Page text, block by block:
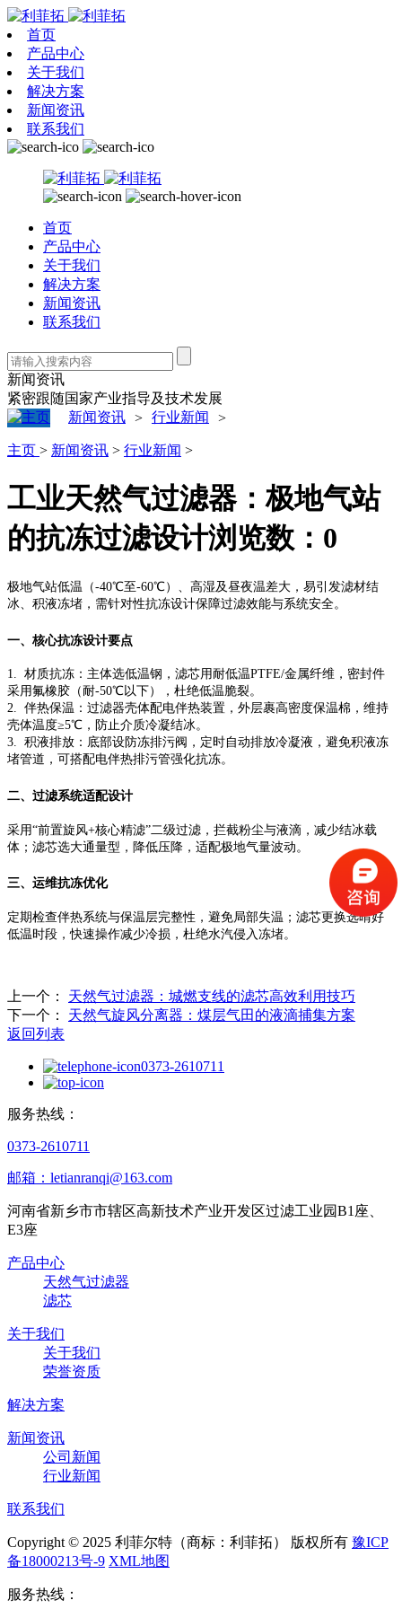
首页
产品中心
关于我们
解决方案
新闻资讯
联系我们
首页
产品中心
关于我们
解决方案
新闻资讯
联系我们
新闻资讯
紧密跟随国家产业指导及技术发展
新闻资讯 > 行业新闻 >
主页 > 新闻资讯 > 行业新闻 >
工业天然气过滤器：极地气站
的抗冻过滤设计浏览数： 0
极地气站低温（-40℃至-60℃）、高湿及昼夜温差大，易引发滤材结
冰、积液冻堵，需针对性抗冻设计保障过滤效能与系统安全。
一、核心抗冻设计要点
1. 材质抗冻：主体选低温钢，滤芯用耐低温PTFE/金属纤维，密封件
采用氟橡胶（耐-50℃以下），杜绝低温脆裂。
2. 伴热保温：过滤器壳体配电伴热装置，外层裹高密度保温棉，维持
壳体温度≥5℃，防止介质冷凝结冰。
3. 积液排放：底部设防冻排污阀，定时自动排放冷凝液，避免积液冻
堵管道，可搭配电伴热排污管强化抗冻。
二、过滤系统适配设计
采用“前置旋风+核心精滤”二级过滤，拦截粉尘与液滴，减少结冰载
体；滤芯选大通量型，降低压降，适配极地气量波动。
三、运维抗冻优化
定期检查伴热系统与保温层完整性，避免局部失温；滤芯更换选晴好
低温时段，快速操作减少冷损，杜绝水汽侵入冻堵。
上一个：
天然气过滤器：城燃支线的滤芯高效利用技巧
下一个：
天然气旋风分离器：煤层气田的液滴捕集方案
返回列表
0373-2610711
服务热线：
0373-2610711
邮箱：letianranqi@163.com
河南省新乡市市辖区高新技术产业开发区过滤工业园B1座、
E3座
产品中心
天然气过滤器
滤芯
关于我们
关于我们
荣誉资质
解决方案
新闻资讯
公司新闻
行业新闻
联系我们
Copyright © 2025 利菲尔特（商标：利菲拓） 版权所有 豫ICP
备18000213号-9 XML地图
服务热线：